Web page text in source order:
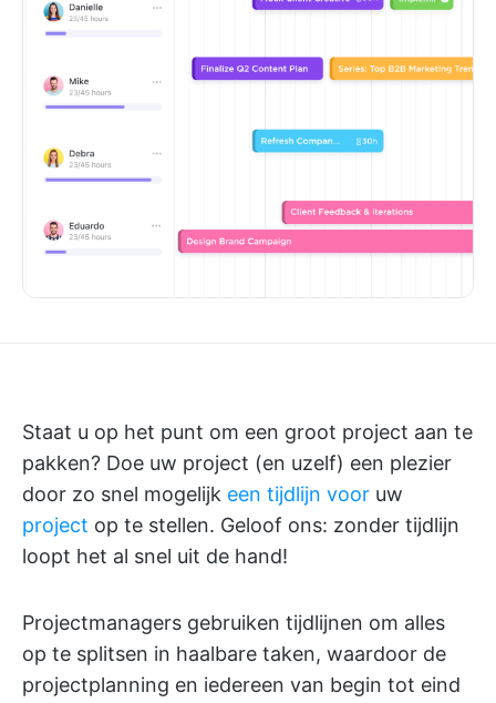
Staat u op het punt om een groot project aan te
pakken? Doe uw project (en uzelf) een plezier
door zo snel mogelijk een tijdlijn voor uw
project op te stellen. Geloof ons: zonder tijdlijn
loopt het al snel uit de hand!
Projectmanagers gebruiken tijdlijnen om alles
op te splitsen in haalbare taken, waardoor de
projectplanning en iedereen van begin tot eind